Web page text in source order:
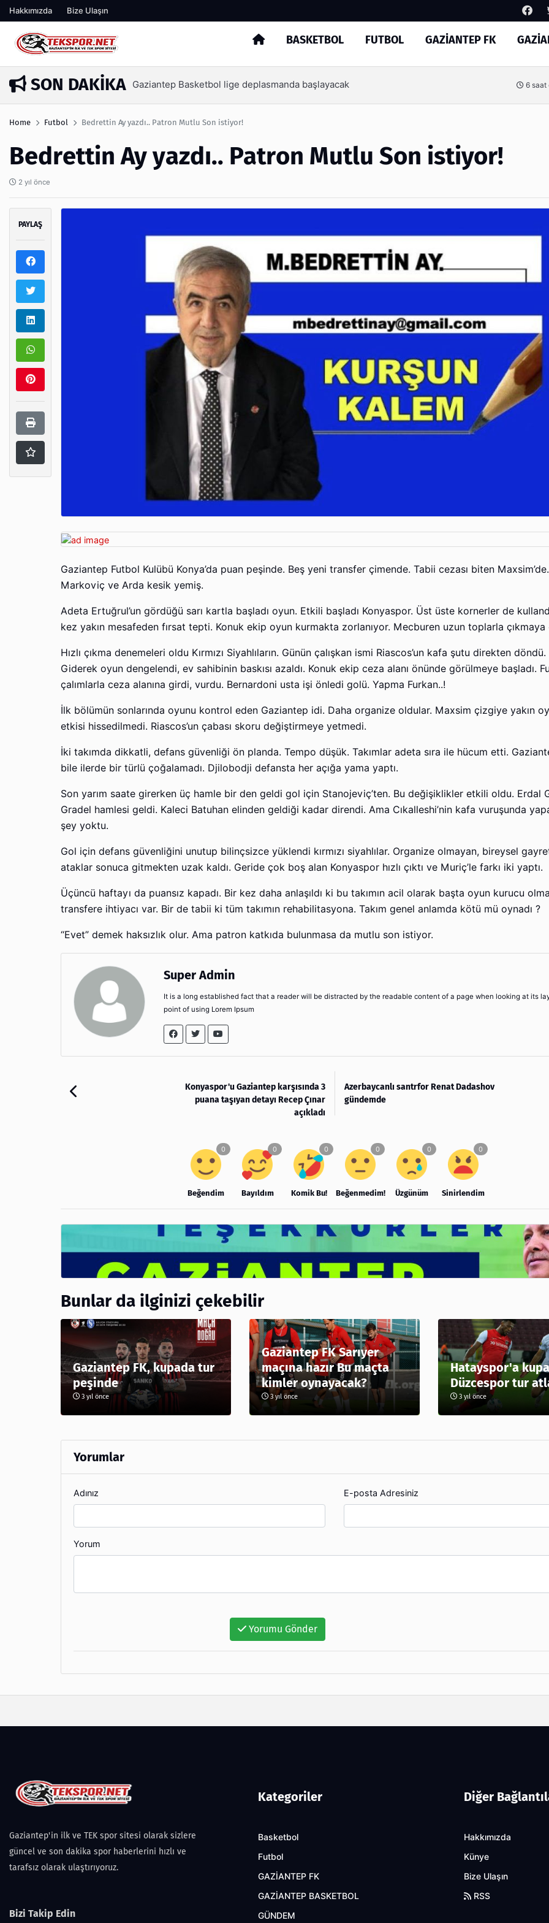
Hakkımızda Bize Ulaşın
BASKETBOL FUTBOL GAZİANTEP FK
Arama
SON DAKIKA
Basketbol lige deplasmanda başlayacak İşte Tekspor farkıyla
Home Futbol Bedrettin Ay yazdı.. Patron Mutlu Son istiyor!
Bedrettin Ay yazdı.. Patron Mutlu Son istiyor!
2 yıl önce
PAYLAŞ
Gaziantep Futbol Kulübü Konya’da puan peşinde. Beş yeni transfer çimende. Tabii cezası biten
Markoviç ve Arda kesik yemiş.
Adeta Ertuğrul’un gördüğü sarı kartla başladı oyun. Etkili başladı Konyaspor. Üst üste kornerler de
kez yakın mesafeden fırsat tepti. Konuk ekip oyun kurmakta zorlanıyor. Mecburen uzun toplarla çıkmaya
Hızlı çıkma denemeleri oldu Kırmızı Siyahlıların. Günün çalışkan ismi Riascos’un kafa şutu direkten döndü.
Giderek oyun dengelendi, ev sahibinin baskısı azaldı. Konuk ekip ceza alanı önünde görülmeye başladı.
çalımlarla ceza alanına girdi, vurdu. Bernardoni usta işi önledi golü. Yapma Furkan..!
İlk bölümün sonlarında oyunu kontrol eden Gaziantep idi. Daha organize oldular. Maxsim çizgiye yakın
etkisi hissedilmedi. Riascos’un çabası skoru değiştirmeye yetmedi.
İki takımda dikkatli, defans güvenliği ön planda. Tempo düşük. Takımlar adeta sıra ile hücum etti.
bile ilerde bir türlü çoğalamadı. Djilobodji defansta her açığa yama yaptı.
Son yarım saate girerken üç hamle bir den geldi gol için Stanojeviç’ten. Bu değişiklikler etkili oldu. Erdal
Gradel hamlesi geldi. Kaleci Batuhan elinden geldiği kadar direndi. Ama Cıkalleshi’nin kafa vuruşunda
şey yoktu.
Gol için defans güvenliğini unutup bilinçsizce yüklendi kırmızı siyahlılar. Organize olmayan, bireysel
ataklar sonuca gitmekten uzak kaldı. Geride çok boş alan Konyaspor hızlı çıktı ve Muriç’le farkı iki yaptı.
Üçüncü haftayı da puansız kapadı. Bir kez daha anlaşıldı ki bu takımın acil olarak başta oyun kurucu
transfere ihtiyacı var. Bir de tabii ki tüm takımın rehabilitasyona. Takım genel anlamda kötü mü oynadı ?
“Evet” demek haksızlık olur. Ama patron katkıda bulunmasa da mutlu son istiyor.
Super Admin
It is a long established fact that a reader will be distracted by the readable content of a page when looking at its
point of using Lorem Ipsum
Konyaspor'u Gaziantep karşısında 3
puana taşıyan detayı Recep Çınar
açıkladı
Azerbaycanlı santrfor Renat Dadashov
gündemde
Beğendim Bayıldım Komik Bu! Beğenmedim! Üzgünüm Sinirlendim
Bunlar da ilginizi çekebilir
Gaziantep FK, kupada tur
peşinde
3 yıl önce
Gaziantep FK Sarıyer
maçına hazır Bu maçta
kimler oynayacak?
3 yıl önce
Hatayspor'a
Düzcespor tur
3 yıl önce
Yorumlar
Adınız E-posta Adresiniz
Yorum
Yorumu Gönder
Gaziantep'in ilk ve TEK spor sitesi olarak sizlere
güncel ve son dakika spor haberlerini hızlı ve
tarafsız olarak ulaştırıyoruz.
Bizi Takip Edin
Kategoriler
Basketbol
Futbol
GAZİANTEP FK
GAZİANTEP BASKETBOL
GÜNDEM
Diğer
Hakkımızda
Künye
Bize Ulaşın
RSS